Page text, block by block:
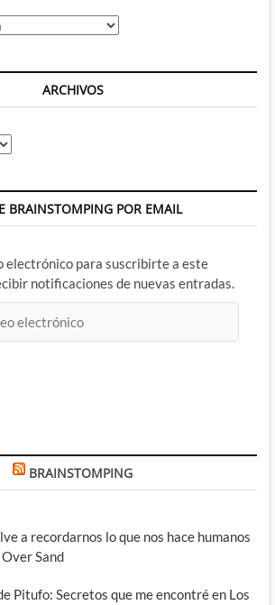
ARCHIVOS
BRAINSTOMPING POR EMAIL
electrónico para suscribirte a este
notificaciones de nuevas entradas.
BRAINSTOMPING
a recordarnos lo que nos hace humanos
Sand
Pitufo: Secretos que me encontré en Los